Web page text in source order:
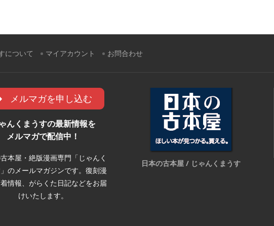
について マイアカウント お問合わせ
メルマガを申し込む
んくまうすの最新情報を
メルマガで配信中！
本屋・絶版漫画専門「じゃんく
のメールマガジンです。復刻漫
情報、がらくた日記などをお届
けいたします。
日本の古本屋 / じゃんくまうす